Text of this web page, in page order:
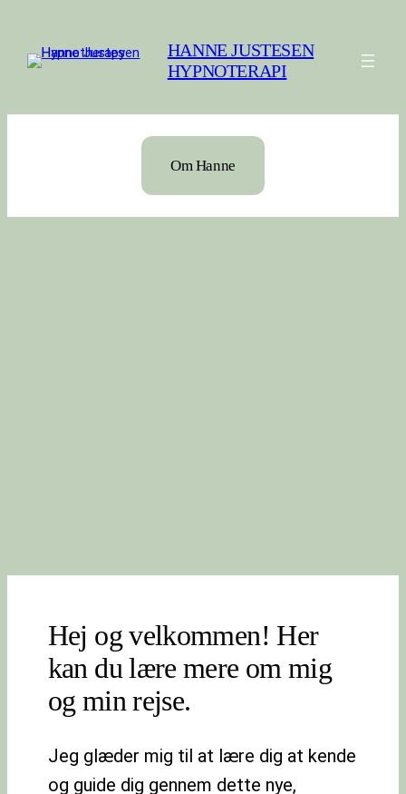
indhold
HANNE JUSTESEN
HYPNOTERAPI
Om Hanne
Hej og velkommen! Her
kan du lære mere om mig
og min rejse.
Jeg glæder mig til at lære dig at kende
og guide dig gennem dette nye,